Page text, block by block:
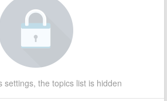
settings, the topics list is hidden